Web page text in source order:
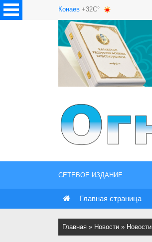
Конаев +32C°
СЕТЕВОЕ ИЗДАНИЕ
Главная страница
Главная » Новости »